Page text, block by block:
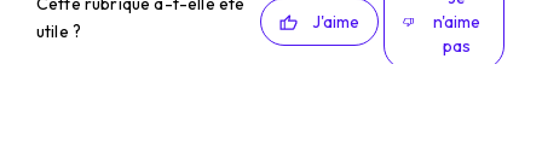
utile ?
J'aime
n'aime
pas